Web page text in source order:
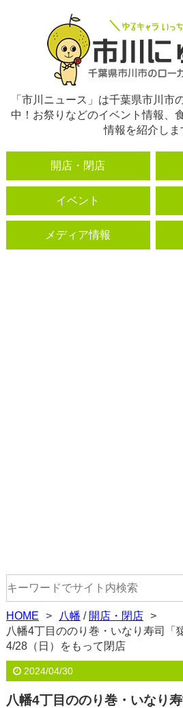
「市川ニュース」は千葉県市川市
中！お祭りなどのイベント情報、
情報を紹介しま
開店・閉店
イベント
メディア情報
HOME 八幡 / 開店・閉店
八幡4丁目ののり巻・いなり寿司「
4/28（日）をもって閉店
2024/04/30
八幡4丁目ののり巻・いなり